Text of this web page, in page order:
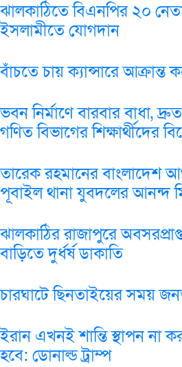
ঝালকাঠিতে বিএনপির ২০
ইসলামীতে যোগদান
বাঁচতে চায় ক্যান্সারে
ভবন নির্মাণে বারবার বাধা,
গণিত বিভাগের শিক্ষার্থীদের
তারেক রহমানের বাংলাদেশ
পূবাইল থানা যুবদলের আনন্দ
ঝালকাঠির রাজাপুরে
বাড়িতে দুর্ধর্ষ ডাকাতি
চারঘাটে ছিনতাইয়ের সময়
ইরান এখনই শান্তি স্থাপন না
হবে: ডোনাল্ড ট্রাম্প